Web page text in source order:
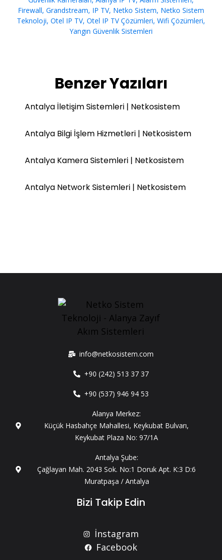
Firewall, Grandstream, IP TV, Netko Sistem, Netko Sistem
Teknoloji, Otel IP TV, Otel IP TV Çözümleri, Wifi Çözümleri,
Yangın Güvenlik Sistemleri
Benzer Yazıları
Antalya İletişim Sistemleri | Netkosistem
Antalya Bilgi İşlem Hizmetleri | Netkosistem
Antalya Kamera Sistemleri | Netkosistem
Antalya Network Sistemleri | Netkosistem
info@netkosistem.com
+90 (242) 513 37 37
+90 (537) 946 94 53
Alanya Merkez:
Küçük Hasbahçe Mahallesi, Keykubat Bulvarı,
Keykubat Plaza No: 97/1A
Antalya Şube:
Çağlayan Mah. 2043 Sok. No:1 Doruk Apt. K:3 D:6
Muratpaşa / Antalya
Bizi Takip Edin
İnstagram
Facebook